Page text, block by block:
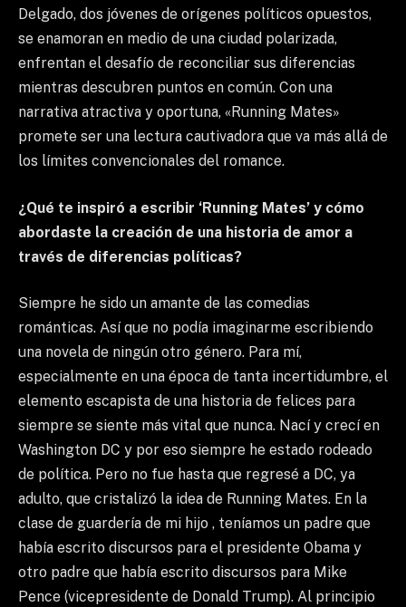
Delgado, dos jóvenes de orígenes políticos opuestos,
se enamoran en medio de una ciudad polarizada,
enfrentan el desafío de reconciliar sus diferencias
mientras descubren puntos en común. Con una
narrativa atractiva y oportuna, «Running Mates»
promete ser una lectura cautivadora que va más allá de
los límites convencionales del romance.
¿Qué te inspiró a escribir ‘Running Mates’ y cómo
abordaste la creación de una historia de amor a
través de diferencias políticas?
Siempre he sido un amante de las comedias
románticas. Así que no podía imaginarme escribiendo
una novela de ningún otro género. Para mí,
especialmente en una época de tanta incertidumbre, el
elemento escapista de una historia de felices para
siempre se siente más vital que nunca. Nací y crecí en
Washington DC y por eso siempre he estado rodeado
de política. Pero no fue hasta que regresé a DC, ya
adulto, que cristalizó la idea de Running Mates. En la
clase de guardería de mi hijo , teníamos un padre que
había escrito discursos para el presidente Obama y
otro padre que había escrito discursos para Mike
Pence (vicepresidente de Donald Trump). Al principio